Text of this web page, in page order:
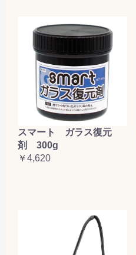
スマート ガラス復元
剤 300g
￥4,620